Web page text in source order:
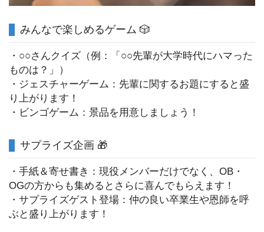
みんなで楽しめるゲーム 🎲
・○○さんクイズ（例：「○○先輩が大学時代にハマった
ものは？」）
・ジェスチャーゲーム：先輩に関するお題にすると盛
り上がります！
・ビンゴゲーム：景品を用意しましょう！
サプライズ企画 🎁
・手紙＆寄せ書き：現役メンバーだけでなく、OB・
OGの方からも集めるとさらに喜んでもらえます！
・サプライズゲスト登場：仲の良い卒業生や恩師を呼
ぶと盛り上がります！